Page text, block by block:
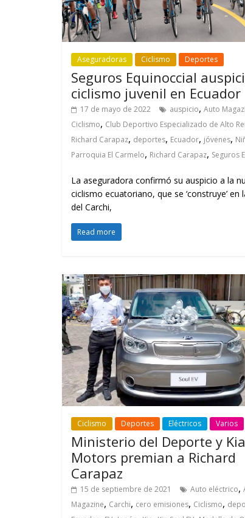
Aseguradoras Ciclismo Deportes
Seguros Equinoccial
ciclismo juvenil en Ecuador
17 de mayo de 2022 auspicio, Auto
Ciclismo, Club Deportivo Especializado de Alto
Richard Carapaz, deportes, Ecuador, jóvenes,
Parroquia El Carmelo, Richard Carapaz, Seguros
La aseguradora confirmó su auspicio a la
ciclismo ecuatoriano, que se ‘construye’ en
del Carchi,
Read more
Ciclismo Deportes Eléctricos Varios
Ministerio del Deporte y Kia
Motors premian a Richard
Carapaz
15 de septiembre de 2021 Auto eléctrico,
Magazine, Carchi, cero emisiones, Ciclismo,